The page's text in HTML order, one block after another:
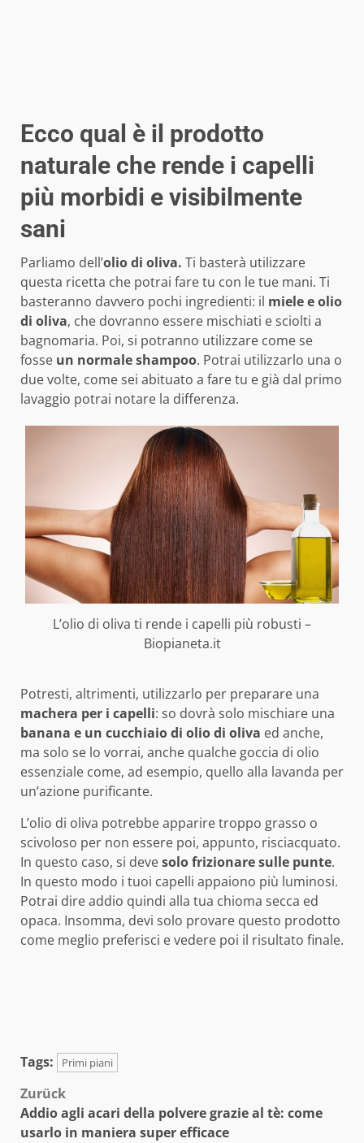
Ecco qual è il prodotto
naturale che rende i capelli
più morbidi e visibilmente
sani
Parliamo dell’olio di oliva. Ti basterà utilizzare
questa ricetta che potrai fare tu con le tue mani. Ti
basteranno davvero pochi ingredienti: il miele e olio
di oliva, che dovranno essere mischiati e sciolti a
bagnomaria. Poi, si potranno utilizzare come se
fosse un normale shampoo. Potrai utilizzarlo una o
due volte, come sei abituato a fare tu e già dal primo
lavaggio potrai notare la differenza.
L’olio di oliva ti rende i capelli più robusti –
Biopianeta.it
Potresti, altrimenti, utilizzarlo per preparare una
machera per i capelli: so dovrà solo mischiare una
banana e un cucchiaio di olio di oliva ed anche,
ma solo se lo vorrai, anche qualche goccia di olio
essenziale come, ad esempio, quello alla lavanda per
un’azione purificante.
L’olio di oliva potrebbe apparire troppo grasso o
scivoloso per non essere poi, appunto, risciacquato.
In questo caso, si devesolo frizionare sulle punte.
In questo modo i tuoi capelli appaiono più luminosi.
Potrai dire addio quindi alla tua chioma secca ed
opaca. Insomma, devi solo provare questo prodotto
come meglio preferisci e vedere poi il risultato finale.
Tags: Primi piani
Beitragsnavigation
Zurück
Addio agli acari della polvere grazie al tè: come
usarlo in maniera super efficace